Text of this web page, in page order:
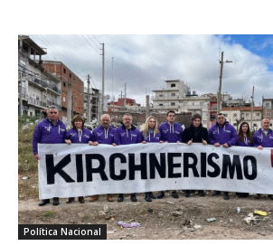
Política Nacional